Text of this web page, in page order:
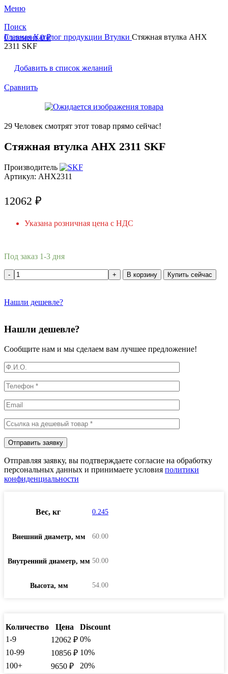
Меню
Поиск
0элемент 0₽
ГлавнаяКаталог продукции Втулки Стяжная втулка AHX
2311 SKF
Добавить в список желаний
Сравнить
29 Человек смотрят этот товар прямо сейчас!
Стяжная втулка AHX 2311 SKF
Производитель
Артикул: AHX2311
12062 ₽
Указана розничная цена с НДС
Под заказ 1-3 дня
В корзину Купить сейчас
Нашли дешевле?
Нашли дешевле?
Сообщите нам и мы сделаем вам лучшее предложение!
Отправляя заявку, вы подтверждаете согласие на обработку
персональных данных и принимаете условия политики
конфиденциальности
Вес, кг 0.245
Внешний диаметр, мм 60.00
Внутренний диаметр, мм 50.00
Высота, мм 54.00
Количество Цена
Discount
1-9
12062 ₽ 0%
10-99
10856 ₽ 10%
100+
9650 ₽ 20%